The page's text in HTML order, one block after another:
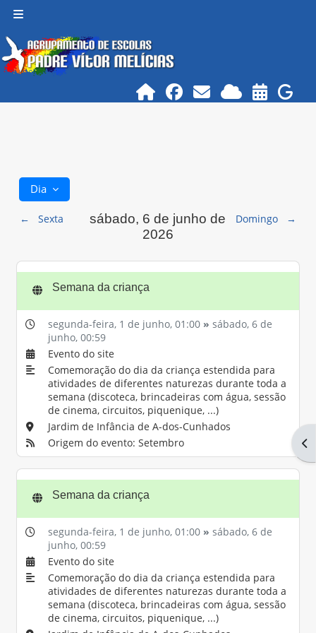
Dia
← Sexta
sábado, 6 de junho de
2026
Domingo →
Semana da criança
segunda-feira, 1 de junho,01:00 » sábado, 6 de
junho,00:59
Evento do site
Comemoração do dia da criança estendida para
atividades de diferentes naturezas durante toda a
semana (discoteca, brincadeiras com água, sessão
de cinema, circuitos, piquenique, ...)
Jardim de Infância de A-dos-Cunhados
Origem do evento: Setembro
Semana da criança
segunda-feira, 1 de junho,01:00 » sábado, 6 de
junho,00:59
Evento do site
Comemoração do dia da criança estendida para
atividades de diferentes naturezas durante toda a
semana (discoteca, brincadeiras com água, sessão
de cinema, circuitos, piquenique, ...)